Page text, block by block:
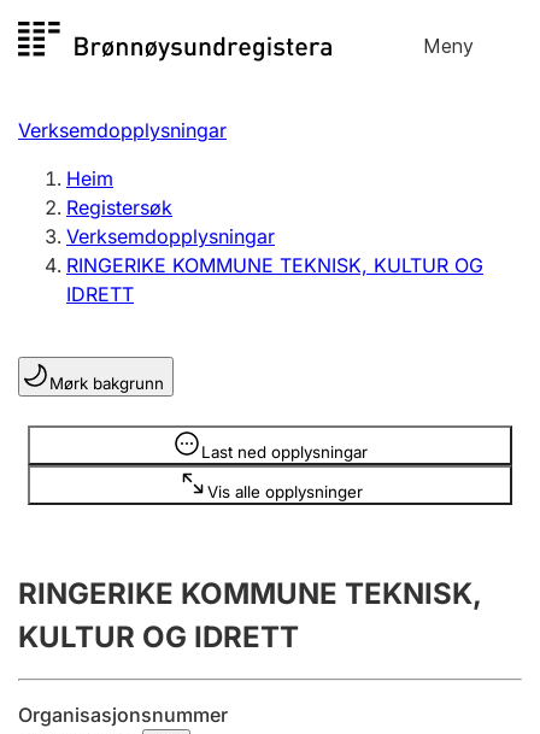
til
Meny
Registersøk
Aksjeselskap
Enkeltpersonføretak
Registrere, endre, slette
Lag og foreining
Registrere, endre, slette
Fleire organisasjonsformer
Årsrekneskap
Innsending og forseinkingsgebyr
Tinglysing
Verksemdopplysningar
Heim
Registersøk
Verksemdopplysningar
RINGERIKE KOMMUNE TEKNISK, KULTUR OG
IDRETT
Mørk bakgrunn
Last ned opplysningar
Vis alle opplysninger
Opplysninger er skjult
RINGERIKE KOMMUNE TEKNISK,
KULTUR OG IDRETT
Organisasjonsnummer